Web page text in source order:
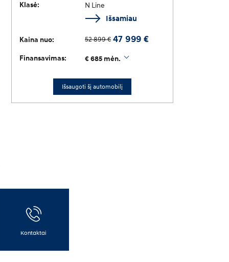
Klasė: N Line
Išsamiau
Kaina nuo: 52 899 € 47 999 €
Finansavimas: € 685 mėn.
Išsaugoti šį automobilį
Kontaktai